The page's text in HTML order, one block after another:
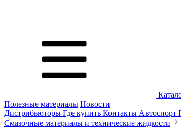
Полезные материалы Новости
Дистрибьюторы Где купить Контакты Автоспорт
Смазочные материалы и технические жидкости